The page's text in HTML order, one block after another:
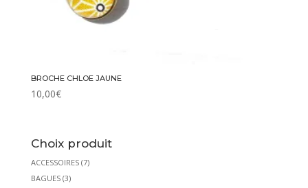
BROCHE CHLOE JAUNE
10,00€
Choix produit
ACCESSOIRES (7)
BAGUES (3)